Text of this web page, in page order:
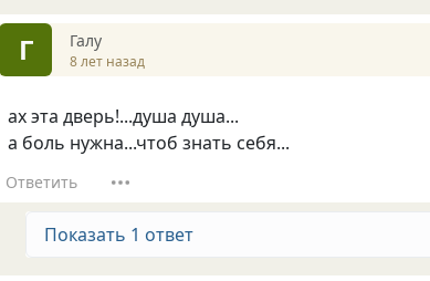
Г Галу
8 лет назад
ах эта дверь!...душа душа...
а боль нужна...чтоб знать себя...
Ответить
Показать 1 ответ